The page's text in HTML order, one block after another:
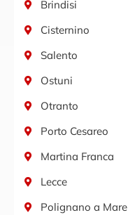
Brindisi
Cisternino
Salento
Ostuni
Otranto
Porto Cesareo
Martina Franca
Lecce
Polignano a Mare